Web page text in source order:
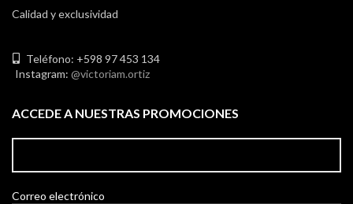
Calidad y exclusividad
Teléfono: +598 97 453 134
Instagram: @victoriam.ortiz
ACCEDE A NUESTRAS PROMOCIONES
Correo electrónico